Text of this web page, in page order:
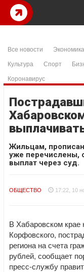
Все новости Экономика
Культура
Спорт
Коронавирус
Жильцам,
уже перечислены,
выплат через суд.
ОБЩЕСТВО 17:22, 10
В Хабаровском
Корфовского,
региона на счета
рублей, сообщает
пресс-службу